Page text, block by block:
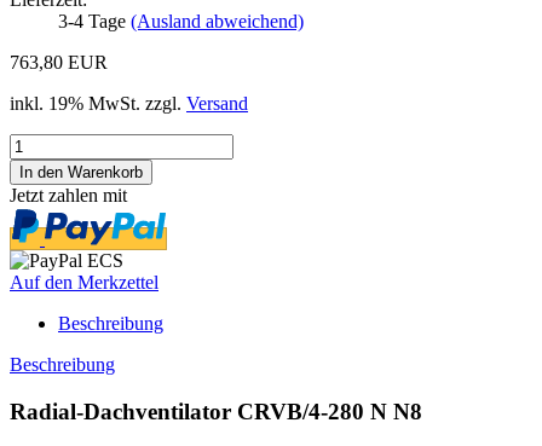
3-4 Tage (Ausland abweichend)
763,80 EUR
inkl. 19% MwSt. zzgl. Versand
Jetzt zahlen mit
Auf den Merkzettel
Beschreibung
Beschreibung
Radial-Dachventilator CRVB/4-280 N N8